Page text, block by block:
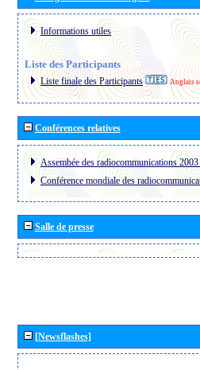
Informations utiles
Liste des Participants
Liste finale des Participants Anglais
Conférences relatives
Assembée des radiocommunications
Conférence mondiale des
Salle de presse
[Newsflashes]